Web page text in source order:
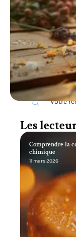
Recherche
Les
Comprendre la
chimique
11 mars 2026